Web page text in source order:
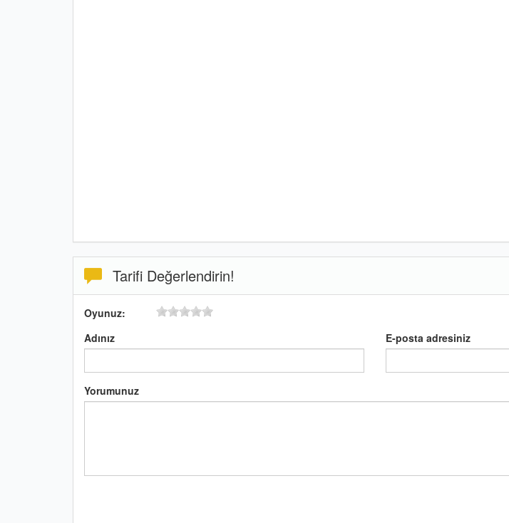
Tarifi Değerlendirin!
Oyunuz:
Adınız
E-posta adresiniz
Yorumunuz